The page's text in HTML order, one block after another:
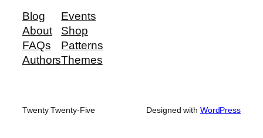
Blog
About
FAQs
Authors
Events
Shop
Patterns
Themes
Twenty Twenty-Five Designed with WordPress